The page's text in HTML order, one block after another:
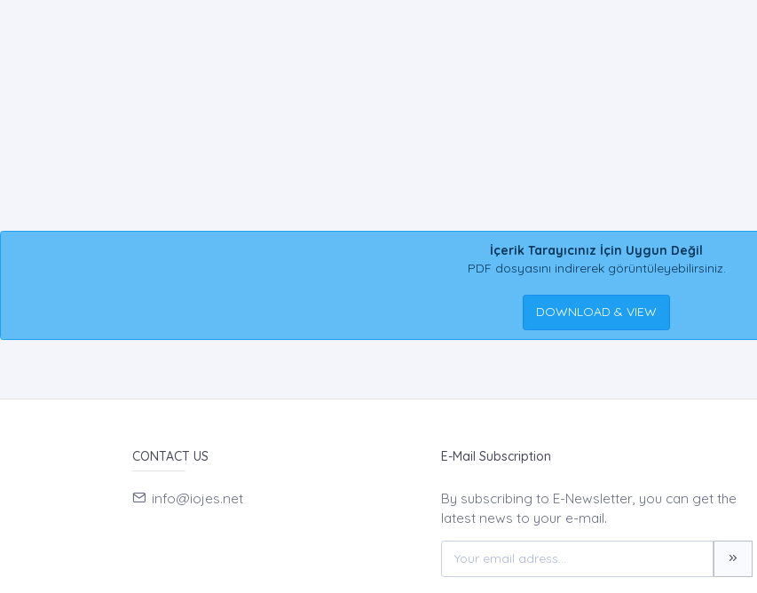
İçerik Tarayıcınız İçin Uygun Değil
PDF dosyasını indirerek görüntüleyebilirsiniz.
DOWNLOAD & VIEW
CONTACT US
info@iojes.net
E-Mail Subscription
By subscribing to E-Newsletter, you can get the
latest news to your e-mail.